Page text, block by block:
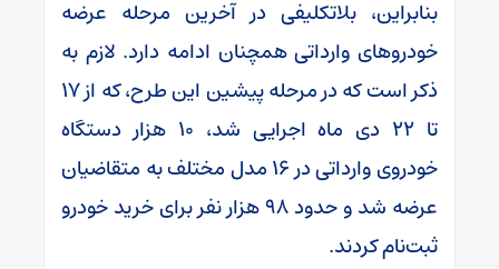
بنابراین، بلاتکلیفی در آخرین مرحله عرضه
خودروهای وارداتی همچنان ادامه دارد. لازم به
ذکر است که در مرحله پیشین این طرح، که از ۱۷
تا ۲۲ دی ماه اجرایی شد، ۱۰ هزار دستگاه
خودروی وارداتی در ۱۶ مدل مختلف به متقاضیان
عرضه شد و حدود ۹۸ هزار نفر برای خرید خودرو
ثبت‌نام کردند.